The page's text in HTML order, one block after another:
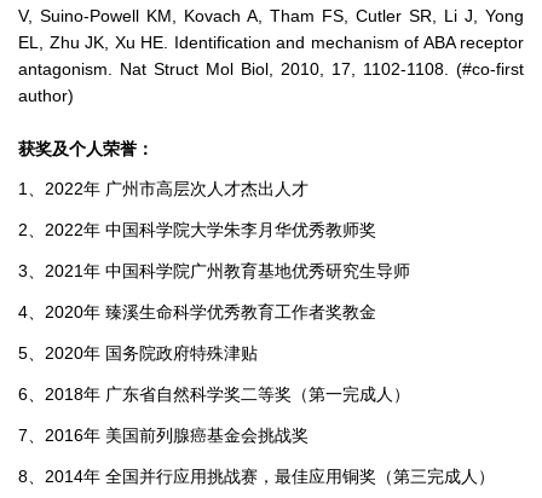
V, Suino-Powell KM, Kovach A, Tham FS, Cutler SR, Li J, Yong
EL, Zhu JK, Xu HE. Identification and mechanism of ABA receptor
antagonism. Nat Struct Mol Biol, 2010, 17, 1102-1108. (#co-first
author)
获奖及个人荣誉：
1、2022年 广州市高层次人才杰出人才
2、2022年 中国科学院大学朱李月华优秀教师奖
3、2021年 中国科学院广州教育基地优秀研究生导师
4、2020年 臻溪生命科学优秀教育工作者奖教金
5、2020年 国务院政府特殊津贴
6、2018年 广东省自然科学奖二等奖（第一完成人）
7、2016年 美国前列腺癌基金会挑战奖
8、2014年 全国并行应用挑战赛，最佳应用铜奖（第三完成人）